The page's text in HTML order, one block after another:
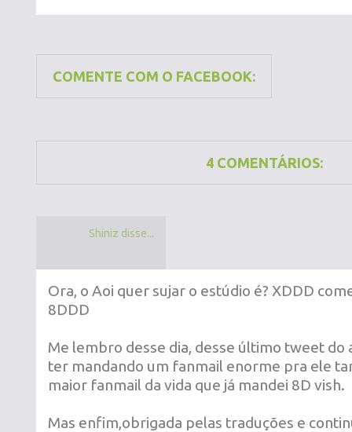
COMENTE COM O FACEBOOK:
4 COMENTÁRIOS:
Shiniz disse...
Ora, o Aoi quer sujar o estúdio é? XDDD
8DDD
Me lembro desse dia, desse último tweet do
ter mandando um fanmail enorme pra ele
maior fanmail da vida que já mandei 8D vish.
Mas enfim,obrigada pelas traduções e